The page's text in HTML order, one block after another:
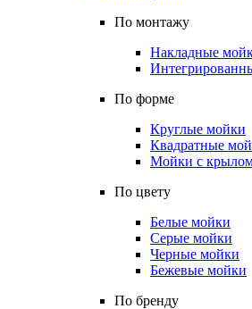
По монтажу
Накладные
По форме
Круглые мойки
Квадратные
Мойки с
По цвету
Белые мойки
Серые мойки
Черные мойки
Бежевые мойки
По бренду